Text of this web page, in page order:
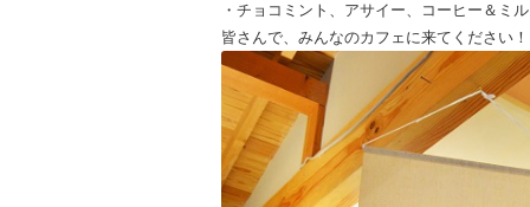
・チョコミント、アサイー、コーヒー＆ミ
皆さんで、みんなのカフェに来てください！